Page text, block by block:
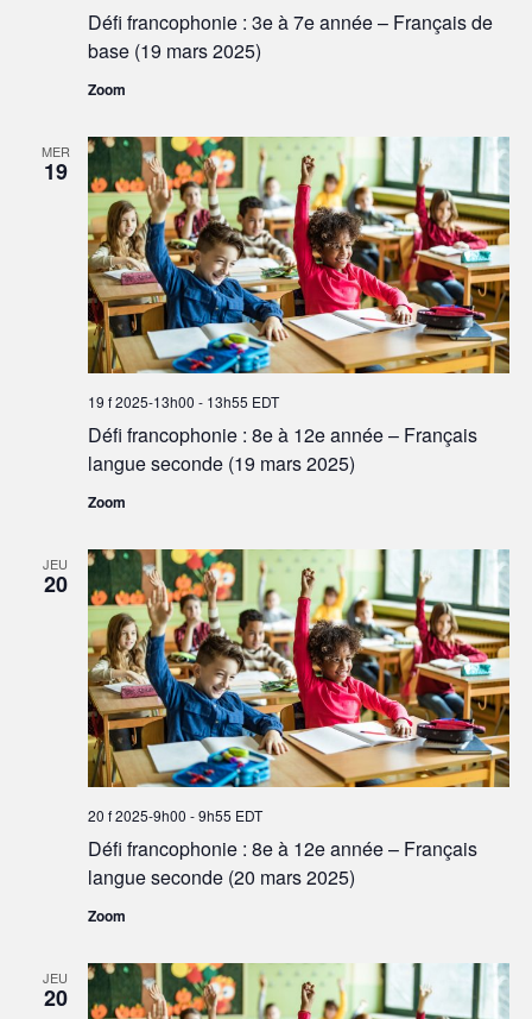
Défi francophonie : 3e à 7e année – Français de
base (19 mars 2025)
Zoom
MER
19
Défi francophonie : 8e à 12e année – Français
langue seconde (19 mars 2025)
19 f 2025-13h00 - 13h55 EDT
Zoom
JEU
20
Défi francophonie : 8e à 12e année – Français
langue seconde (20 mars 2025)
20 f 2025-9h00 -9h55 EDT
Zoom
JEU
20